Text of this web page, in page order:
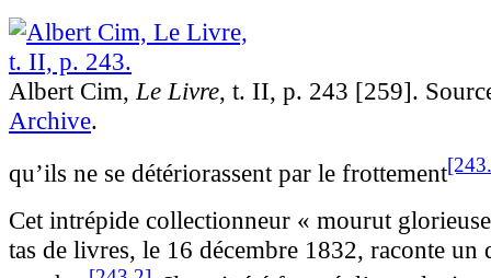
Albert Cim, Le Livre, t. II, p. 243 [259].
Archive.
qu’ils ne se détériorassent par le frot­tement
Cet intrépide collectionneur « mourut
tas de livres, le 16 décembre 1832, raconte un